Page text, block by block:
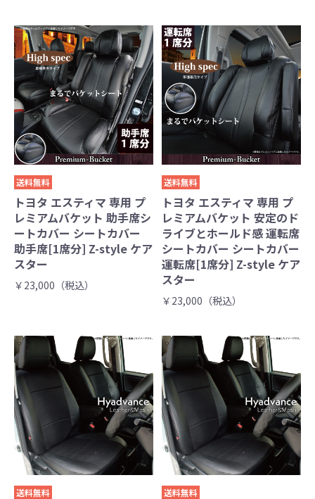
送料無料
トヨタ エスティマ 専用 プ
レミアムバケット 助手席シ
ートカバー シートカバー
助手席[1席分] Z-style ケア
スター
￥23,000（税込）
送料無料
トヨタ エスティマ 専用 プ
レミアムバケット 安定のド
ライブとホールド感 運転席
シートカバー シートカバー
運転席[1席分] Z-style ケア
スター
￥23,000（税込）
送料無料 送料無料